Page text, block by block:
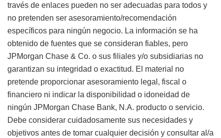
través de enlaces pueden no ser adecuadas para todos y
no pretenden ser asesoramiento/recomendación
específicos para ningún negocio. La información se ha
obtenido de fuentes que se consideran fiables, pero
JPMorgan Chase & Co. o sus filiales y/o subsidiarias no
garantizan su integridad o exactitud. El material no
pretende proporcionar asesoramiento legal, fiscal o
financiero ni indicar la disponibilidad o idoneidad de
ningún JPMorgan Chase Bank, N.A. producto o servicio.
Debe considerar cuidadosamente sus necesidades y
objetivos antes de tomar cualquier decisión y consultar al/a